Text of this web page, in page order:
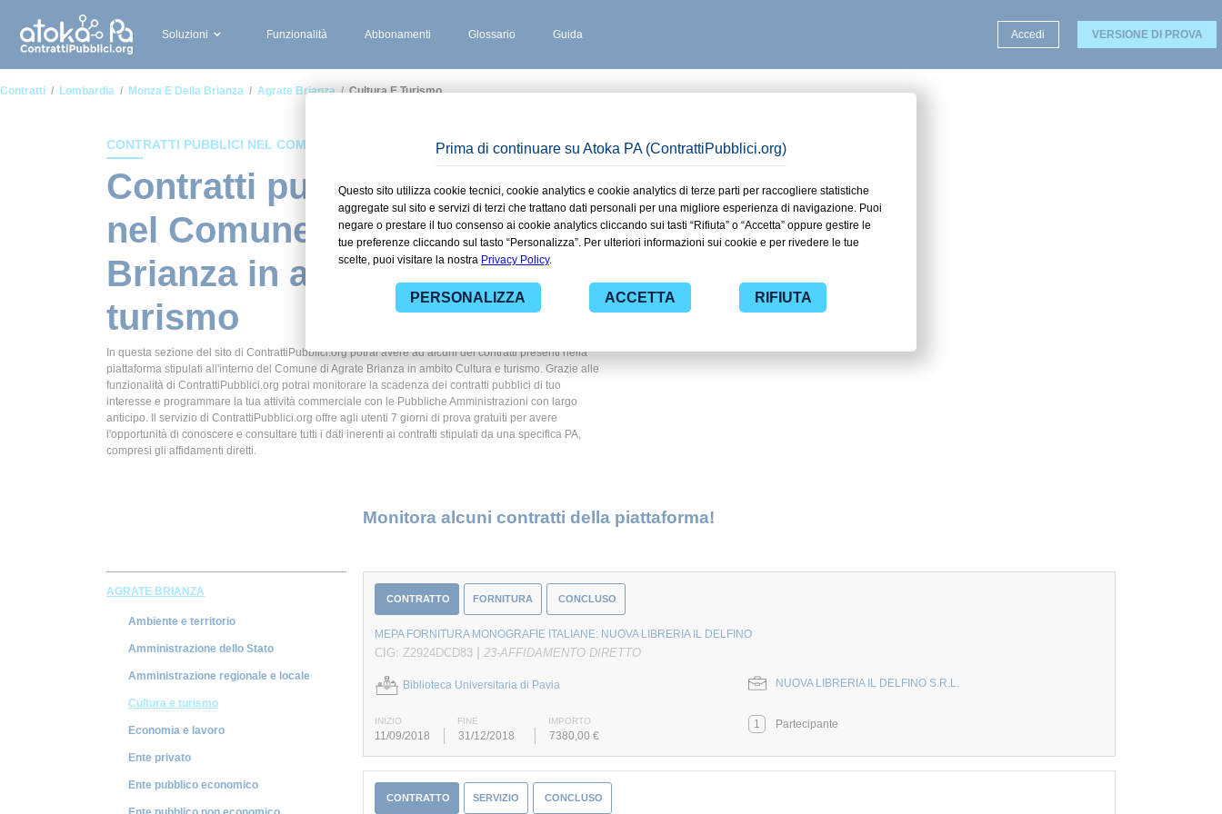
Soluzioni Funzionalità Abbonamenti Glossario Guida Accedi VERSIONE DI PROVA
Contratti Lombardia Monza E Della Brianza Agrate Brianza Cultura E Turismo
CONTRATTI PUBBLICI NEL COMUNE DI AGRATE BRIANZA
Contratti pubblici stipulati
nel Comune di Agrate
Brianza in ambito Cultura e
turismo
In questa sezione del sito di ContrattiPubblici.org potrai avere ad alcuni dei contratti presenti nella
piattaforma stipulati all'interno del Comune di Agrate Brianza in ambito Cultura e turismo. Grazie alle
funzionalità di ContrattiPubblici.org potrai monitorare la scadenza dei contratti pubblici di tuo
interesse e programmare la tua attività commerciale con le Pubbliche Amministrazioni con largo
anticipo. Il servizio di ContrattiPubblici.org offre agli utenti 7 giorni di prova gratuiti per avere
l'opportunità di conoscere e consultare tutti i dati inerenti ai contratti stipulati da una specifica PA,
compresi gli affidamenti diretti.
Monitora alcuni contratti della piattaforma!
AGRATE BRIANZA
Ambiente e territorio
Amministrazione dello Stato
Amministrazione regionale e locale
Cultura e turismo
Economia e lavoro
Ente privato
Ente pubblico economico
CONTRATTO FORNITURA CONCLUSO
MEPA FORNITURA MONOGRAFIE ITALIANE: NUOVA LIBRERIA IL DELFINO
CIG: Z2924DCD83 | 23-AFFIDAMENTO DIRETTO
Biblioteca Universitaria di Pavia NUOVA LIBRERIA IL DELFINO S.R.L.
INIZIO FINE IMPORTO
11/09/2018 31/12/2018 7380,00 €
1 Partecipante
CONTRATTO SERVIZIO CONCLUSO